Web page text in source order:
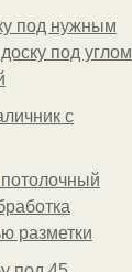
под нужным
под углом
с
потолочный
разметки